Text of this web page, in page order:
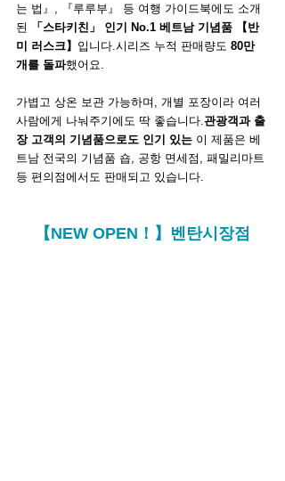
는 법』, 『루루부』 등 여행 가이드북에도 소개
된
「스타키친」 인기 No.1 베트남 기념품 【반
미 러스크】 입니다.시리즈 누적 판매량도 80만
개를 돌파했어요.
가볍고 상온 보관 가능하며, 개별 포장이라 여러
사람에게 나눠주기에도 딱 좋습니다. 관광객과 출
장 고객의 기념품으로도 인기 있는 이 제품은 베
트남 전국의 기념품 숍, 공항 면세점, 패밀리마트
등 편의점에서도 판매되고 있습니다.
【NEW OPEN！】 벤탄시장점